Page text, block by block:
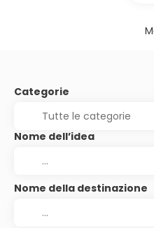
Categorie
Nome dell’idea
Nome della destinazione